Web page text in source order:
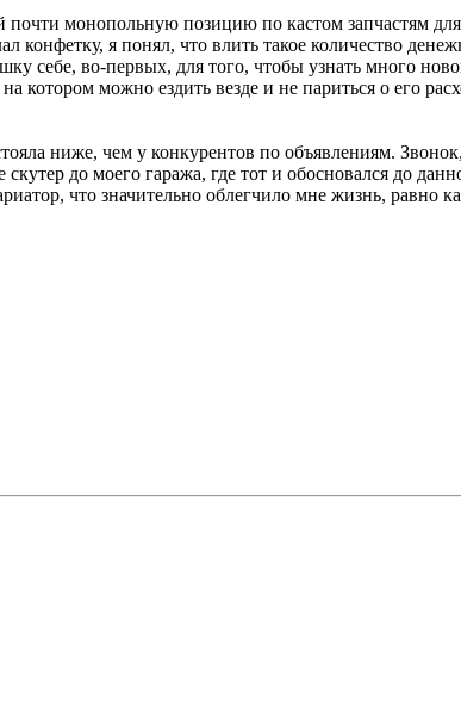
монопольную позицию по кастом запчастям
я понял, что влить такое количество
себе, во-первых, для того, чтобы узнать много
котором можно ездить везде и не париться о его
ниже, чем у конкурентов по объявлениям.
до моего гаража, где тот и обосновался до
что значительно облегчило мне жизнь, равно